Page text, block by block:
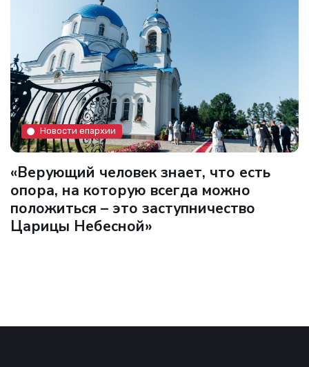
Новости епархии
«Верующий человек знает, что есть
опора, на которую всегда можно
положиться – это заступничество
Царицы Небесной»